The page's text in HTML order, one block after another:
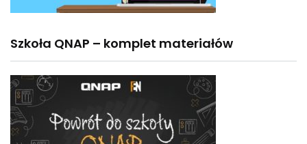
Szkoła QNAP – komplet materiałów